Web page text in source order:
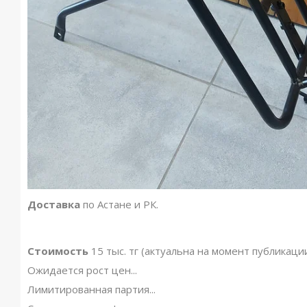
Доставка по Астане и РК.
Стоимость 15 тыс. тг (актуальна на момент
Ожидается рост цен...
Лимитированная партия...